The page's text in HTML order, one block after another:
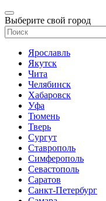
Выберите свой город
Ярославль
Якутск
Чита
Челябинск
Хабаровск
Уфа
Тюмень
Тверь
Сургут
Ставрополь
Симферополь
Севастополь
Саратов
Санкт-Петербург